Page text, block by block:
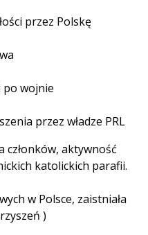
przez Polskę
po wojnie
przez władze PRL
członków, aktywność
katolickich parafii.
w Polsce, zaistniała
)